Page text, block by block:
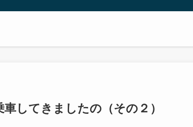
してきましたの（その２）